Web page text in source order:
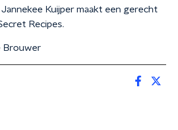
Kuijper maakt een gerecht
Recipes.
Brouwer